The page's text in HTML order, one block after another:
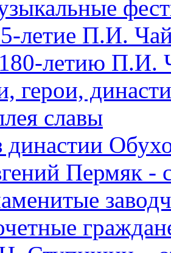
летие П.И.
летию П.И.
герои,
славы
династии
Пермяк -